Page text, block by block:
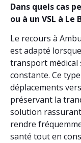
Dans quels cas
ou à un VSL à Le
Le recours à
est adapté
transport médical
constante. Ce
déplacements
préservant la
solution
rendre
santé tout en